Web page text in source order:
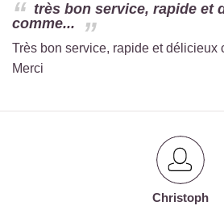
très bon service, rapide et
comme...
Très bon service, rapide et délicieux
Merci
Christoph